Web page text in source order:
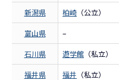
新潟県 柏崎 （公立）
富山県 –
石川県 遊学館 （私立）
福井県 福井 （私立）